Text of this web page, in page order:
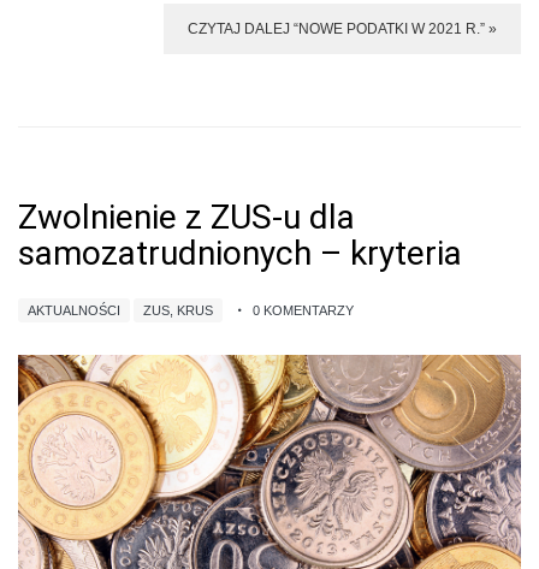
CZYTAJ DALEJ “NOWE PODATKI W 2021 R.” »
Zwolnienie z ZUS-u dla
samozatrudnionych – kryteria
AKTUALNOŚCI ZUS, KRUS 0 KOMENTARZY